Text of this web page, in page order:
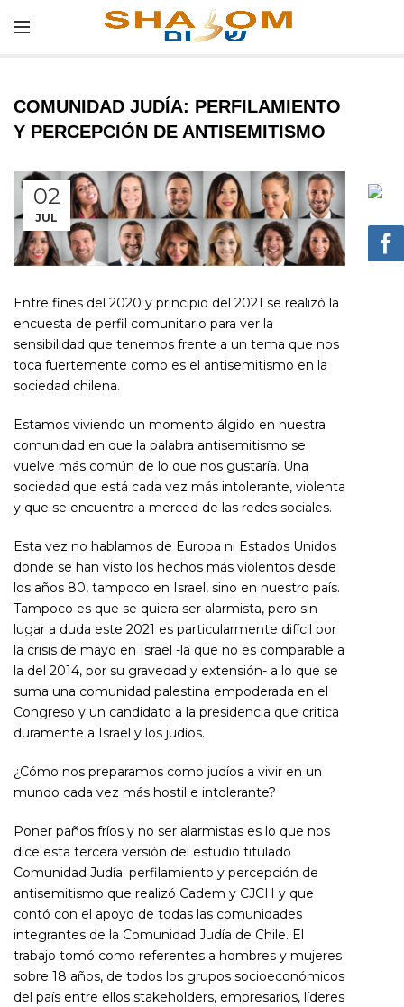
COMUNIDAD JUDÍA: PERFILAMIENTO
Y PERCEPCIÓN DE ANTISEMITISMO
02
JUL
Entre fines del 2020 y principio del 2021 se realizó la
encuesta de perfil comunitario para ver la
sensibilidad que tenemos frente a un tema que nos
toca fuertemente como es el antisemitismo en la
sociedad chilena.
Estamos viviendo un momento álgido en nuestra
comunidad en que la palabra antisemitismo se
vuelve más común de lo que nos gustaría. Una
sociedad que está cada vez más intolerante, violenta
y que se encuentra a merced de las redes sociales.
Esta vez no hablamos de Europa ni Estados Unidos
donde se han visto los hechos más violentos desde
los años 80, tampoco en Israel, sino en nuestro país.
Tampoco es que se quiera ser alarmista, pero sin
lugar a duda este 2021 es particularmente difícil por
la crisis de mayo en Israel -la que no es comparable a
la del 2014, por su gravedad y extensión- a lo que se
suma una comunidad palestina empoderada en el
Congreso y un candidato a la presidencia que critica
duramente a Israel y los judíos.
¿Cómo nos preparamos como judíos a vivir en un
mundo cada vez más hostil e intolerante?
Poner paños fríos y no ser alarmistas es lo que nos
dice esta tercera versión del estudio titulado
Comunidad Judía: perfilamiento y percepción de
antisemitismo que realizó Cadem y CJCH y que
contó con el apoyo de todas las comunidades
integrantes de la Comunidad Judía de Chile. El
trabajo tomó como referentes a hombres y mujeres
sobre 18 años, de todos los grupos socioeconómicos
del país entre ellos stakeholders, empresarios, líderes